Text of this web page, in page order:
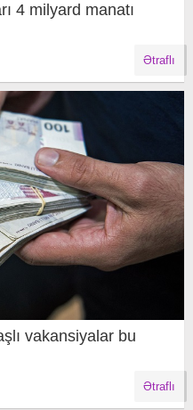
4 milyard manatı
Ətraflı
vakansiyalar bu
Ətraflı